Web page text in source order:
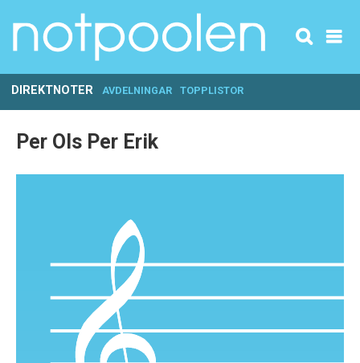
DIREKTNOTER AVDELNINGAR TOPPLISTOR
Per Ols Per Erik